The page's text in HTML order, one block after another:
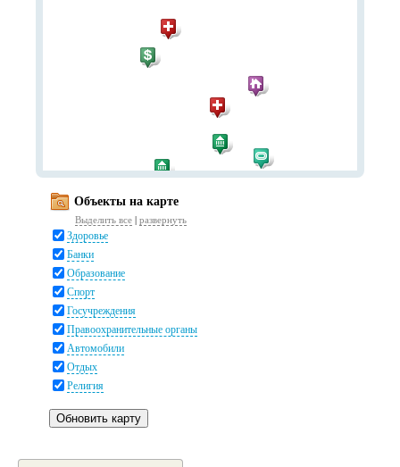
Объекты на карте
Выделить все | развернуть
Здоровье
Банки
Образование
Спорт
Госучреждения
Правоохранительные органы
Автомобили
Отдых
Религия